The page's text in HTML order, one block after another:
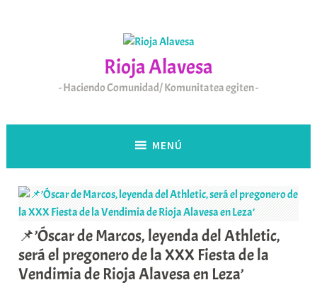
Rioja Alavesa
Haciendo Comunidad/ Komunitatea egiten
MENÚ
📌’Óscar de Marcos, leyenda del Athletic,
será el pregonero de la XXX Fiesta de la
Vendimia de Rioja Alavesa en Leza’